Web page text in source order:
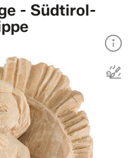
- Südtirol-